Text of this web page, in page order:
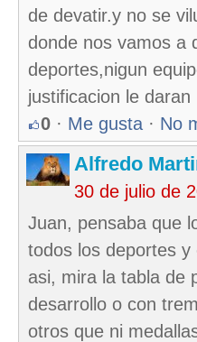
de devatir.y no se
donde nos vamos a
deportes,nigun
justificacion le daran
0 · Me gusta · No
Alfredo
30 de julio de
Juan, pensaba que
todos los deportes
asi, mira la tabla de
desarrollo o con
otros que ni